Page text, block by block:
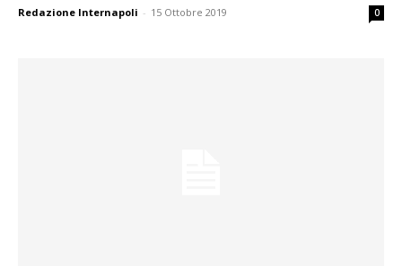
Redazione Internapoli - 15 Ottobre 2019 0